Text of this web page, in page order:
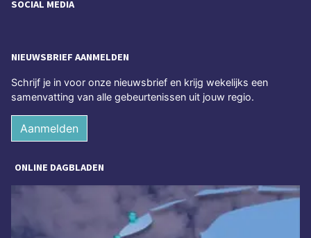
SOCIAL MEDIA
NIEUWSBRIEF AANMELDEN
Schrijf je in voor onze nieuwsbrief en krijg wekelijks een
samenvatting van alle gebeurtenissen uit jouw regio.
Aanmelden
ONLINE DAGBLADEN